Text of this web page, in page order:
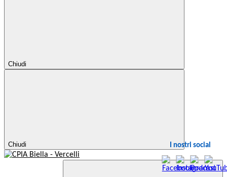
Chiudi
Chiudi I nostri social